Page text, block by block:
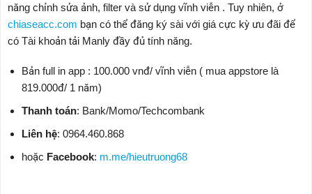
năng chỉnh sửa ảnh, filter và sử dụng vĩnh viễn . Tuy nhiên, ở
chiaseacc.com bạn có thể đăng ký sài với giá cực kỳ ưu đãi để
có Tài khoản tải Manly đầy đủ tính năng.
Bản full in app : 100.000 vnđ/ vĩnh viễn ( mua appstore là
819.000đ/ 1 năm)
Thanh toán: Bank/Momo/Techcombank
Liên hệ: 0964.460.868
hoặc Facebook: m.me/hieutruong68